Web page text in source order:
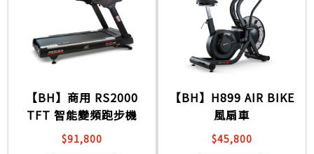
【BH】商用 RS2000
TFT 智能變頻跑步機
$91,800
【BH】H899 AIR BIKE
風扇車
$45,800